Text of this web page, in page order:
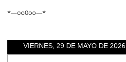
*—oo0oo—*
VIERNES, 29 DE MAYO DE 2026